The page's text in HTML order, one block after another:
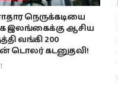
நெருக்கடியை
இலங்கைக்கு ஆசிய
வங்கி 200
டொலர் கடனுதவி!